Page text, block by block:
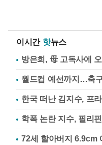
이시간 핫뉴스
방은희, 母 고독사에
월드컵 예선까지…축
한국 떠난 김지수, 프
학폭 논란 지수, 필리